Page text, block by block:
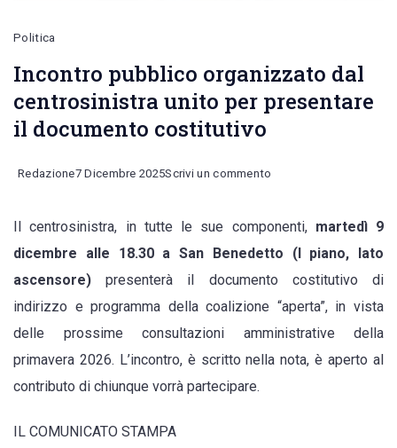
Politica
Incontro pubblico organizzato dal
centrosinistra unito per presentare
il documento costitutivo
Redazione7 Dicembre 2025Scrivi un commento
pubblico
organizzato
dal
centrosinistra
unito
per
Il centrosinistra, in tutte le sue componenti, martedì 9
dicembre alle 18.30 a San Benedetto (I piano, lato
ascensore) presenterà il documento costitutivo di
indirizzo e programma della coalizione “aperta”, in vista
delle prossime consultazioni amministrative della
primavera 2026. L’incontro, è scritto nella nota, è aperto al
contributo di chiunque vorrà partecipare.
IL COMUNICATO STAMPA